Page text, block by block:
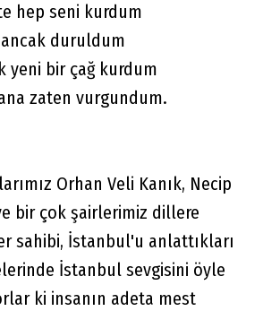
hep seni kurdum
duruldum
yeni bir çağ kurdum
zaten vurgundum.
Orhan Veli Kanık, Necip
bir çok şairlerimiz dillere
sahibi, İstanbul'u anlattıkları
İstanbul sevgisini öyle
ki insanın adeta mest